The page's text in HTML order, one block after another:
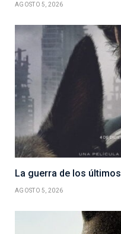
AGOSTO 5, 2026
La guerra de los últimos
AGOSTO 5, 2026